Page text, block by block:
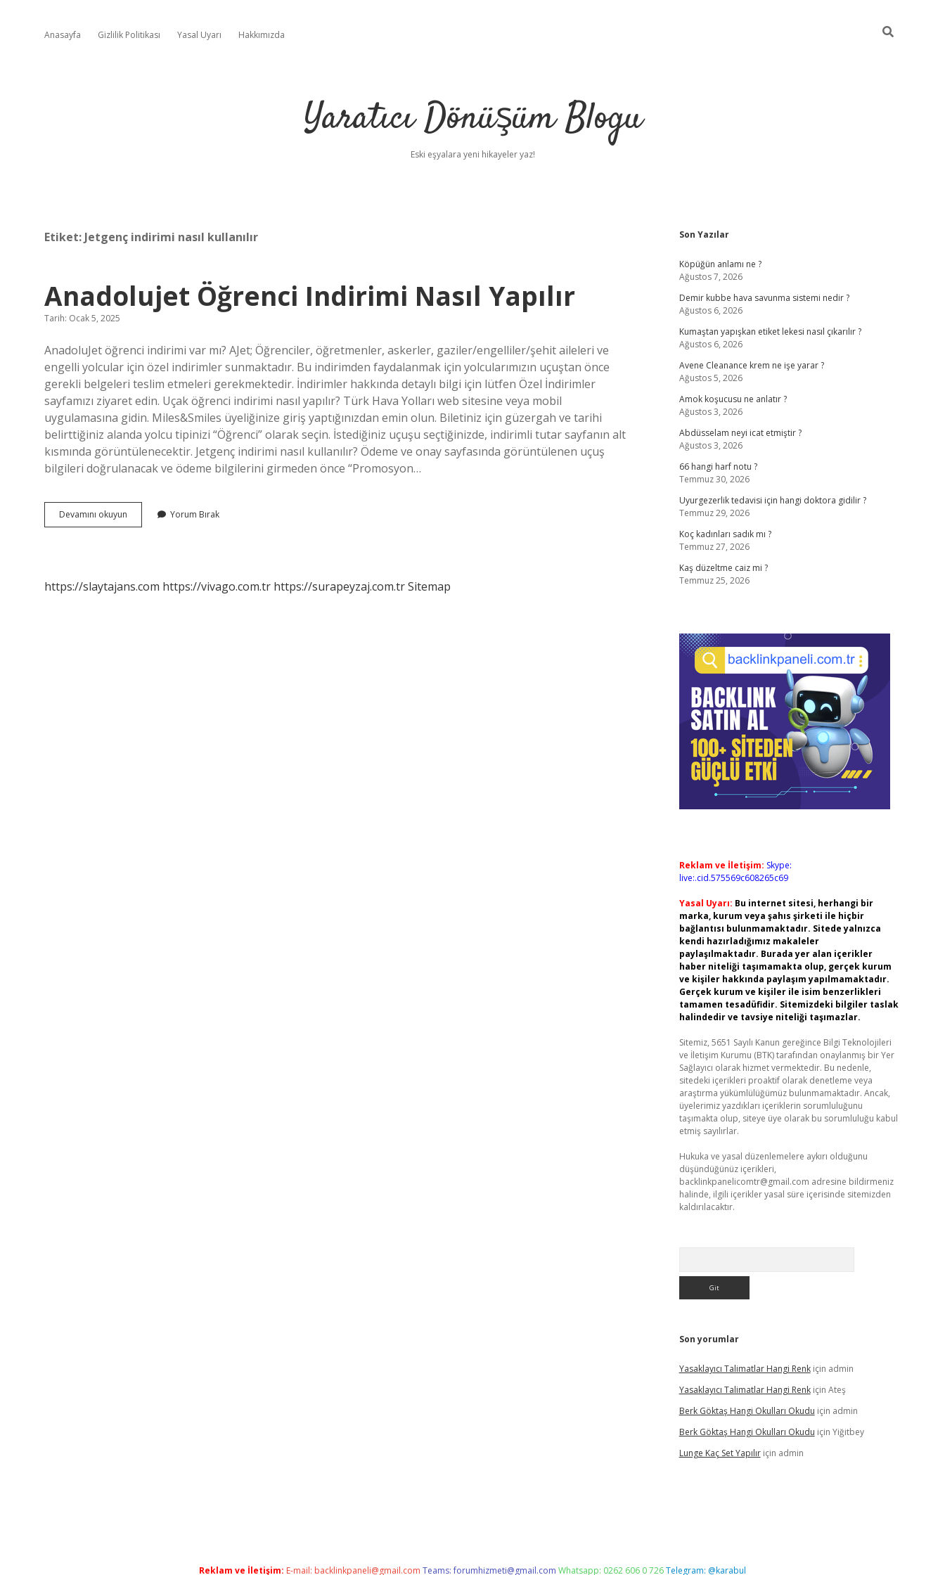
Anasayfa Gizlilik Politikası Yasal Uyarı Hakkımızda
Yaratıcı Dönüşüm Blogu
Eski eşyalara yeni hikayeler yaz!
Etiket: Jetgenç indirimi nasıl kullanılır
Anadolujet Öğrenci Indirimi Nasıl Yapılır
Tarih: Ocak 5, 2025
AnadoluJet öğrenci indirimi var mı? AJet; Öğrenciler, öğretmenler, askerler, gaziler/engelliler/şehit aileleri ve
engelli yolcular için özel indirimler sunmaktadır. Bu indirimden faydalanmak için yolcularımızın uçuştan önce
gerekli belgeleri teslim etmeleri gerekmektedir. İndirimler hakkında detaylı bilgi için lütfen Özel İndirimler
sayfamızı ziyaret edin. Uçak öğrenci indirimi nasıl yapılır? Türk Hava Yolları web sitesine veya mobil
uygulamasına gidin. Miles&Smiles üyeliğinize giriş yaptığınızdan emin olun. Biletiniz için güzergah ve tarihi
belirttiğiniz alanda yolcu tipinizi “Öğrenci” olarak seçin. İstediğiniz uçuşu seçtiğinizde, indirimli tutar sayfanın alt
kısmında görüntülenecektir. Jetgenç indirimi nasıl kullanılır? Ödeme ve onay sayfasında görüntülenen uçuş
bilgileri doğrulanacak ve ödeme bilgilerini girmeden önce “Promosyon…
Devamını okuyun Anadolujet
Öğrenci
Yorum Bırak
https://slaytajans.com https://vivago.com.tr https://surapeyzaj.com.trSitemap
Sidebar
Son Yazılar
Köpüğün anlamı ne ?
Ağustos 7, 2026
Demir kubbe hava savunma sistemi nedir ?
Ağustos 6, 2026
Kumaştan yapışkan etiket lekesi nasıl çıkarılır ?
Ağustos 6, 2026
Avene Cleanance krem ne işe yarar ?
Ağustos 5, 2026
Amok koşucusu ne anlatır ?
Ağustos 3, 2026
Abdüsselam neyi icat etmiştir ?
Ağustos 3, 2026
66 hangi harf notu ?
Temmuz 30, 2026
Uyurgezerlik tedavisi için hangi doktora gidilir ?
Temmuz 29, 2026
Koç kadınları sadık mı ?
Temmuz 27, 2026
Kaş düzeltme caiz mi ?
Temmuz 25, 2026
Reklam ve İletişim: Skype:
live:.cid.575569c608265c69
Yasal Uyarı: Bu internet sitesi, herhangi bir
marka, kurum veya şahıs şirketi ile hiçbir
bağlantısı bulunmamaktadır. Sitede yalnızca
kendi hazırladığımız makaleler
paylaşılmaktadır. Burada yer alan içerikler
haber niteliği taşımamakta olup, gerçek kurum
ve kişiler hakkında paylaşım yapılmamaktadır.
Gerçek kurum ve kişiler ile isim benzerlikleri
tamamen tesadüfidir. Sitemizdeki bilgiler taslak
halindedir ve tavsiye niteliği taşımazlar.
Sitemiz, 5651 Sayılı Kanun gereğince Bilgi Teknolojileri
ve İletişim Kurumu (BTK) tarafından onaylanmış bir Yer
Sağlayıcı olarak hizmet vermektedir. Bu nedenle,
sitedeki içerikleri proaktif olarak denetleme veya
araştırma yükümlülüğümüz bulunmamaktadır. Ancak,
üyelerimiz yazdıkları içeriklerin sorumluluğunu
taşımakta olup, siteye üye olarak bu sorumluluğu kabul
etmiş sayılırlar.
Hukuka ve yasal düzenlemelere aykırı olduğunu
düşündüğünüz içerikleri,
backlinkpanelicomtr@gmail.com adresine bildirmeniz
halinde, ilgili içerikler yasal süre içerisinde sitemizden
kaldırılacaktır.
Son yorumlar
Yasaklayıcı Talimatlar Hangi Renkiçin admin
Yasaklayıcı Talimatlar Hangi Renkiçin Ateş
Berk Göktaş Hangi Okulları Okudu için admin
Berk Göktaş Hangi Okulları Okudu için Yiğitbey
Lunge Kaç Set Yapılıriçin admin
Reklam ve İletişim: E-mail: backlinkpaneli@gmail.com Teams:forumhizmeti@gmail.com Whatsapp: 0262 606 0 726Telegram: @karabul